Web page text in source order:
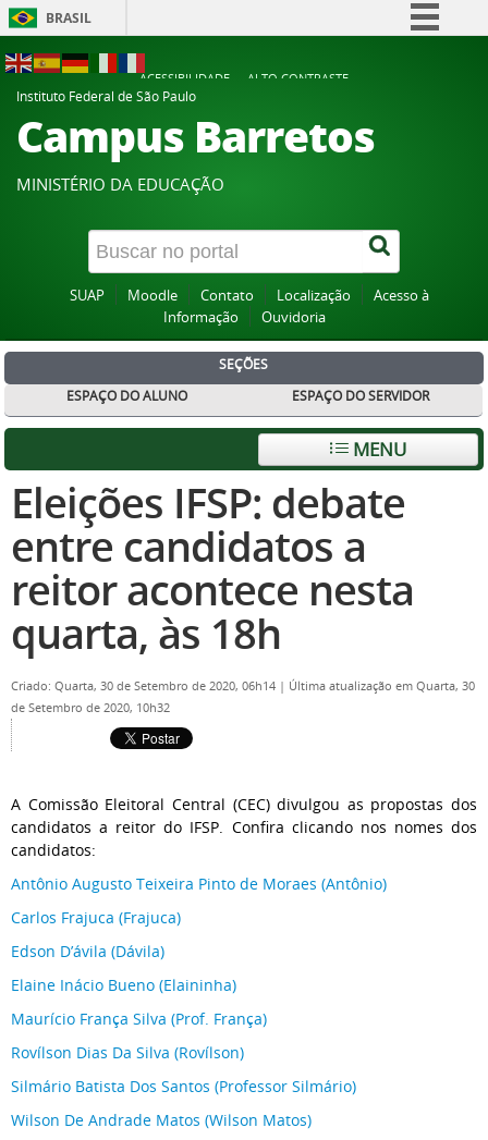
BRASIL
Participe
Acesso à informação
Canais
ACESSIBILIDADE
ALTO CONTRASTE
Instituto Federal de São Paulo
Campus Barretos
MINISTÉRIO DA EDUCAÇÃO
SUAP Moodle Contato Localização
Acesso à
Informação
Ouvidoria
SEÇÕES
ESPAÇO DO ALUNO
ESPAÇO DO SERVIDOR
MENU
Eleições IFSP: debate
entre candidatos a
reitor acontece nesta
quarta, às 18h
Criado: Quarta, 30 de Setembro de 2020, 06h14 | Última atualização em Quarta, 30
de Setembro de 2020, 10h32
A Comissão Eleitoral Central (CEC) divulgou as propostas dos
candidatos a reitor do IFSP. Confira clicando nos nomes dos
candidatos:
Antônio Augusto Teixeira Pinto de Moraes (Antônio)
Carlos Frajuca (Frajuca)
Edson D’ávila (Dávila)
Elaine Inácio Bueno (Elaininha)
Maurício França Silva (Prof. França)
Rovílson Dias Da Silva (Rovílson)
Silmário Batista Dos Santos (Professor Silmário)
Wilson De Andrade Matos (Wilson Matos)